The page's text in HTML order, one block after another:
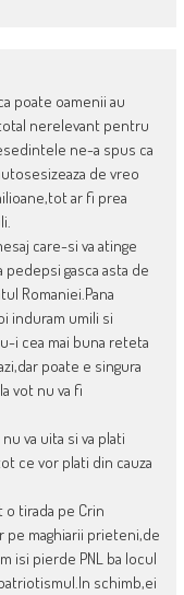
poate oamenii au
nerelevant pentru
ne-a spus ca
de vreo
ar fi prea
care-si va atinge
gasca asta de
Romaniei.Pana
induram umili si
i cea mai buna reteta
poate e singura
vot nu va fi
va uita si va plati
ce vor plati din cauza
tirada pe Crin
pe maghiarii prieteni,de
isi pierde PNL ba locul
schimb,ei